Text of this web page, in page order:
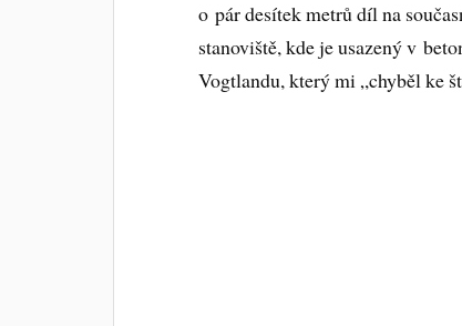
o pár desítek metrů díl na
stanoviště, kde je usazený v
Vogtlandu, který mi „chyběl ke